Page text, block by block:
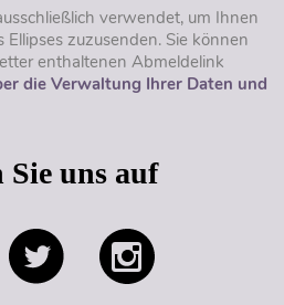
verwendet, um Ihnen
zuzusenden. Sie können
enthaltenen Abmeldelink
die Verwaltung Ihrer Daten und
Sie uns auf